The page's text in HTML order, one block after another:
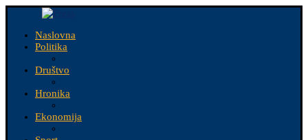
Naslovna
Politika
Društvo
Hronika
Ekonomija